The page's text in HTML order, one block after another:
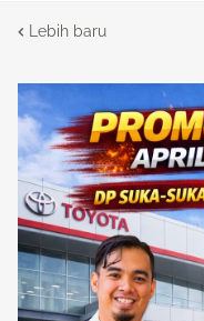
Lebih baru